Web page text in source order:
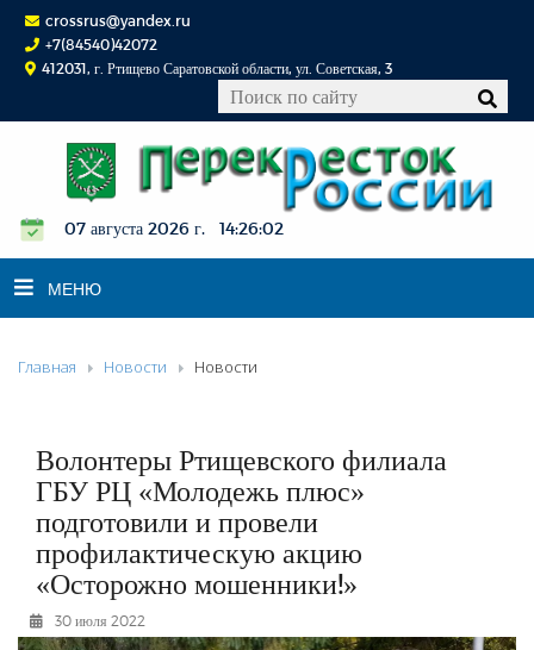
crossrus@yandex.ru
+7(84540)42072
412031, г. Ртищево Саратовской области, ул. Советская, 3
07 августа 2026 г. 14:26:03
МЕНЮ
НОВОСТИ
К СВЕДЕНИЮ
КОНКУРСЫ
ФОТОРЕПОРТАЖИ
РЕКЛАМОДАТЕЛЯМ
ОБЪЯВЛЕНИЯ
КОНТАКТЫ
Главная Новости Новости
Волонтеры Ртищевского филиала
ГБУ РЦ «Молодежь плюс»
подготовили и провели
профилактическую акцию
«Осторожно мошенники!»
30 июля 2022